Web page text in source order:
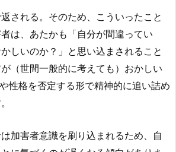
される。そのため、こういったこと
は、あたかも「自分が間違ってい
しいのか？」と思い込まされること
（世間一般的に考えても）おかしい
性格を否定する形で精神的に追い詰め
加害者意識を刷り込まれるため、自